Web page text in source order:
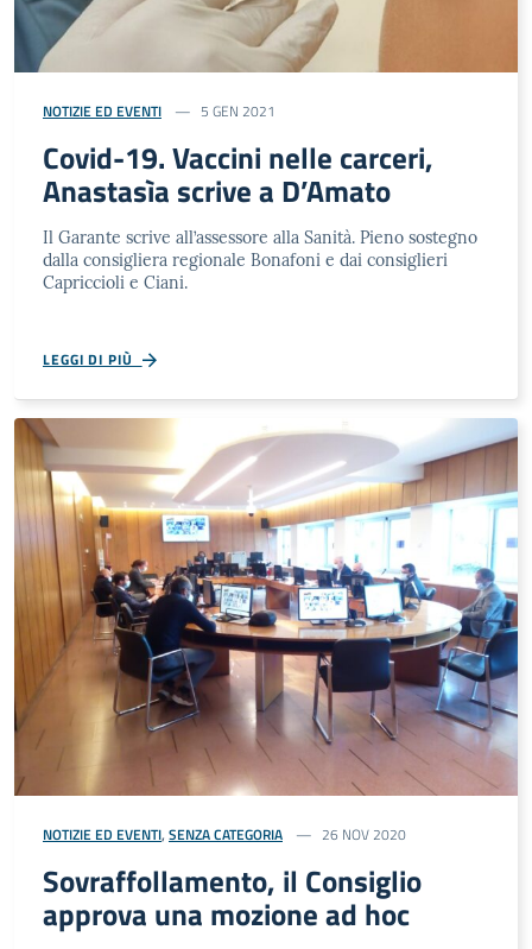
NOTIZIE ED EVENTI 5 GEN 2021
Covid-19. Vaccini nelle carceri,
Anastasìa scrive a D’Amato
Il Garante scrive all’assessore alla Sanità. Pieno sostegno
dalla consigliera regionale Bonafoni e dai consiglieri
Capriccioli e Ciani.
LEGGI DI PIÙ
NOTIZIE ED EVENTI, SENZA CATEGORIA 26 NOV 2020
Sovraffollamento, il Consiglio
approva una mozione ad hoc